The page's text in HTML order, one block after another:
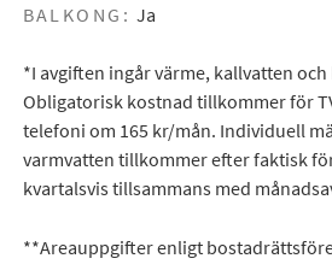
BALKONG: Ja
*I avgiften ingår värme, kallvatten
Obligatorisk kostnad tillkommer för
telefoni om 165 kr/mån. Individuell
varmvatten tillkommer efter faktisk
kvartalsvis tillsammans med
**Areauppgifter enligt